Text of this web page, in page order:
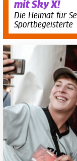
mit Sky X!
Die Heimat für
Sportbegeisterte